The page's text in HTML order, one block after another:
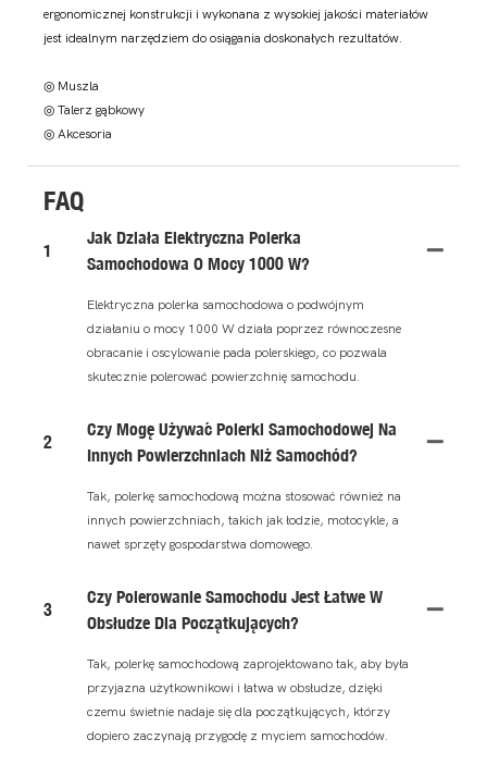
ergonomicznej konstrukcji i wykonana z wysokiej jakości materiałów
jest idealnym narzędziem do osiągania doskonałych rezultatów.
◎ Muszla
◎ Talerz gąbkowy
◎ Akcesoria
FAQ
1
Jak Działa Elektryczna Polerka
Samochodowa O Mocy 1000 W?
Elektryczna polerka samochodowa o podwójnym
działaniu o mocy 1000 W działa poprzez równoczesne
obracanie i oscylowanie pada polerskiego, co pozwala
skutecznie polerować powierzchnię samochodu.
2
Czy Mogę Używać Polerki Samochodowej Na
Innych Powierzchniach Niż Samochód?
Tak, polerkę samochodową można stosować również na
innych powierzchniach, takich jak łodzie, motocykle, a
nawet sprzęty gospodarstwa domowego.
3
Czy Polerowanie Samochodu Jest Łatwe W
Obsłudze Dla Początkujących?
Tak, polerkę samochodową zaprojektowano tak, aby była
przyjazna użytkownikowi i łatwa w obsłudze, dzięki
czemu świetnie nadaje się dla początkujących, którzy
dopiero zaczynają przygodę z myciem samochodów.